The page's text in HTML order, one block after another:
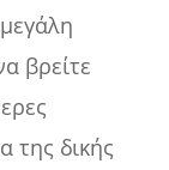
βρείτε
της δικής